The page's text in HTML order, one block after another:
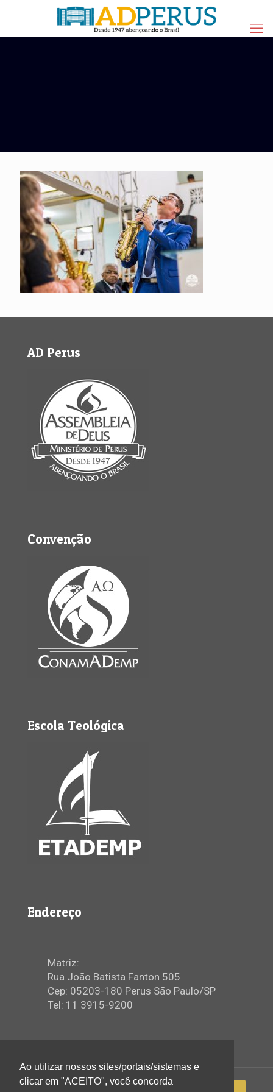
AD Perus
Convenção
Escola Teológica
Endereço
Matriz:
Rua João Batista Fanton 505
Cep: 05203-180 Perus São Paulo/SP
Tel: 11 3915-9200
Ao utilizar nossos sites/portais/sistemas e
clicar em "ACEITO", você concorda